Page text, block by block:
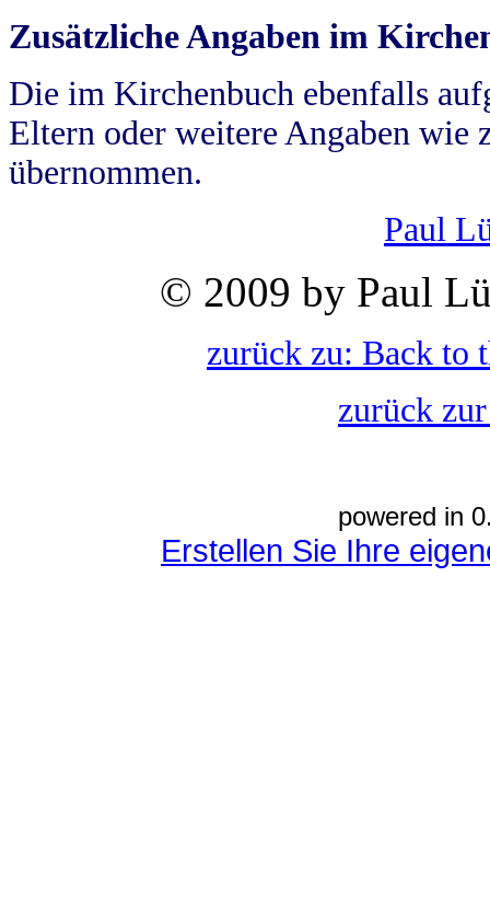
Zusätzliche Angaben im
Die im Kirchenbuch ebenfalls
Eltern oder weitere Angaben wie
übernommen.
Paul
© 2009 by Paul
zurück zu: Back to
zurück
powered in
Erstellen Sie Ihre